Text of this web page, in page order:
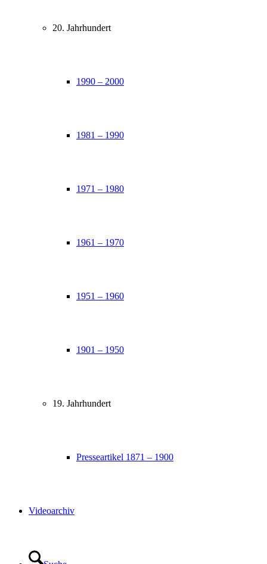
20. Jahrhundert
1990 – 2000
1981 – 1990
1971 – 1980
1961 – 1970
1951 – 1960
1901 – 1950
19. Jahrhundert
Presseartikel 1871 – 1900
Videoarchiv